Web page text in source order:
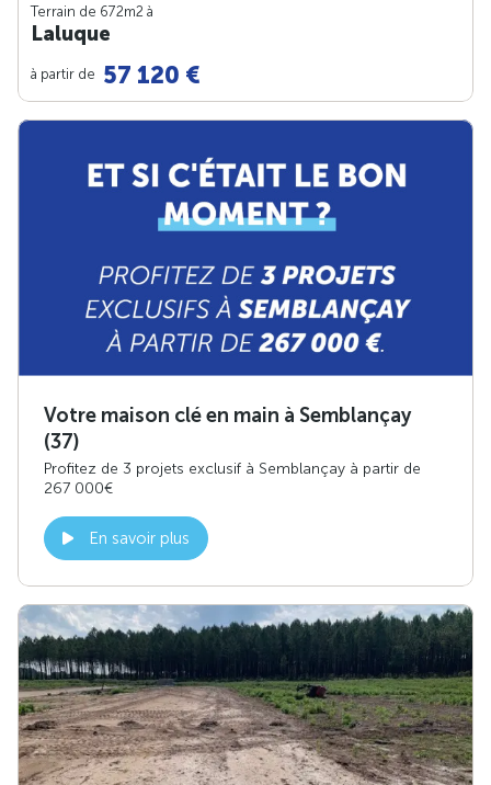
Terrain de 672m2 à
Laluque
à partir de 57 120 €
Votre maison clé en main à Semblançay
(37)
Profitez de 3 projets exclusif à Semblançay à partir de
267 000€
En savoir plus